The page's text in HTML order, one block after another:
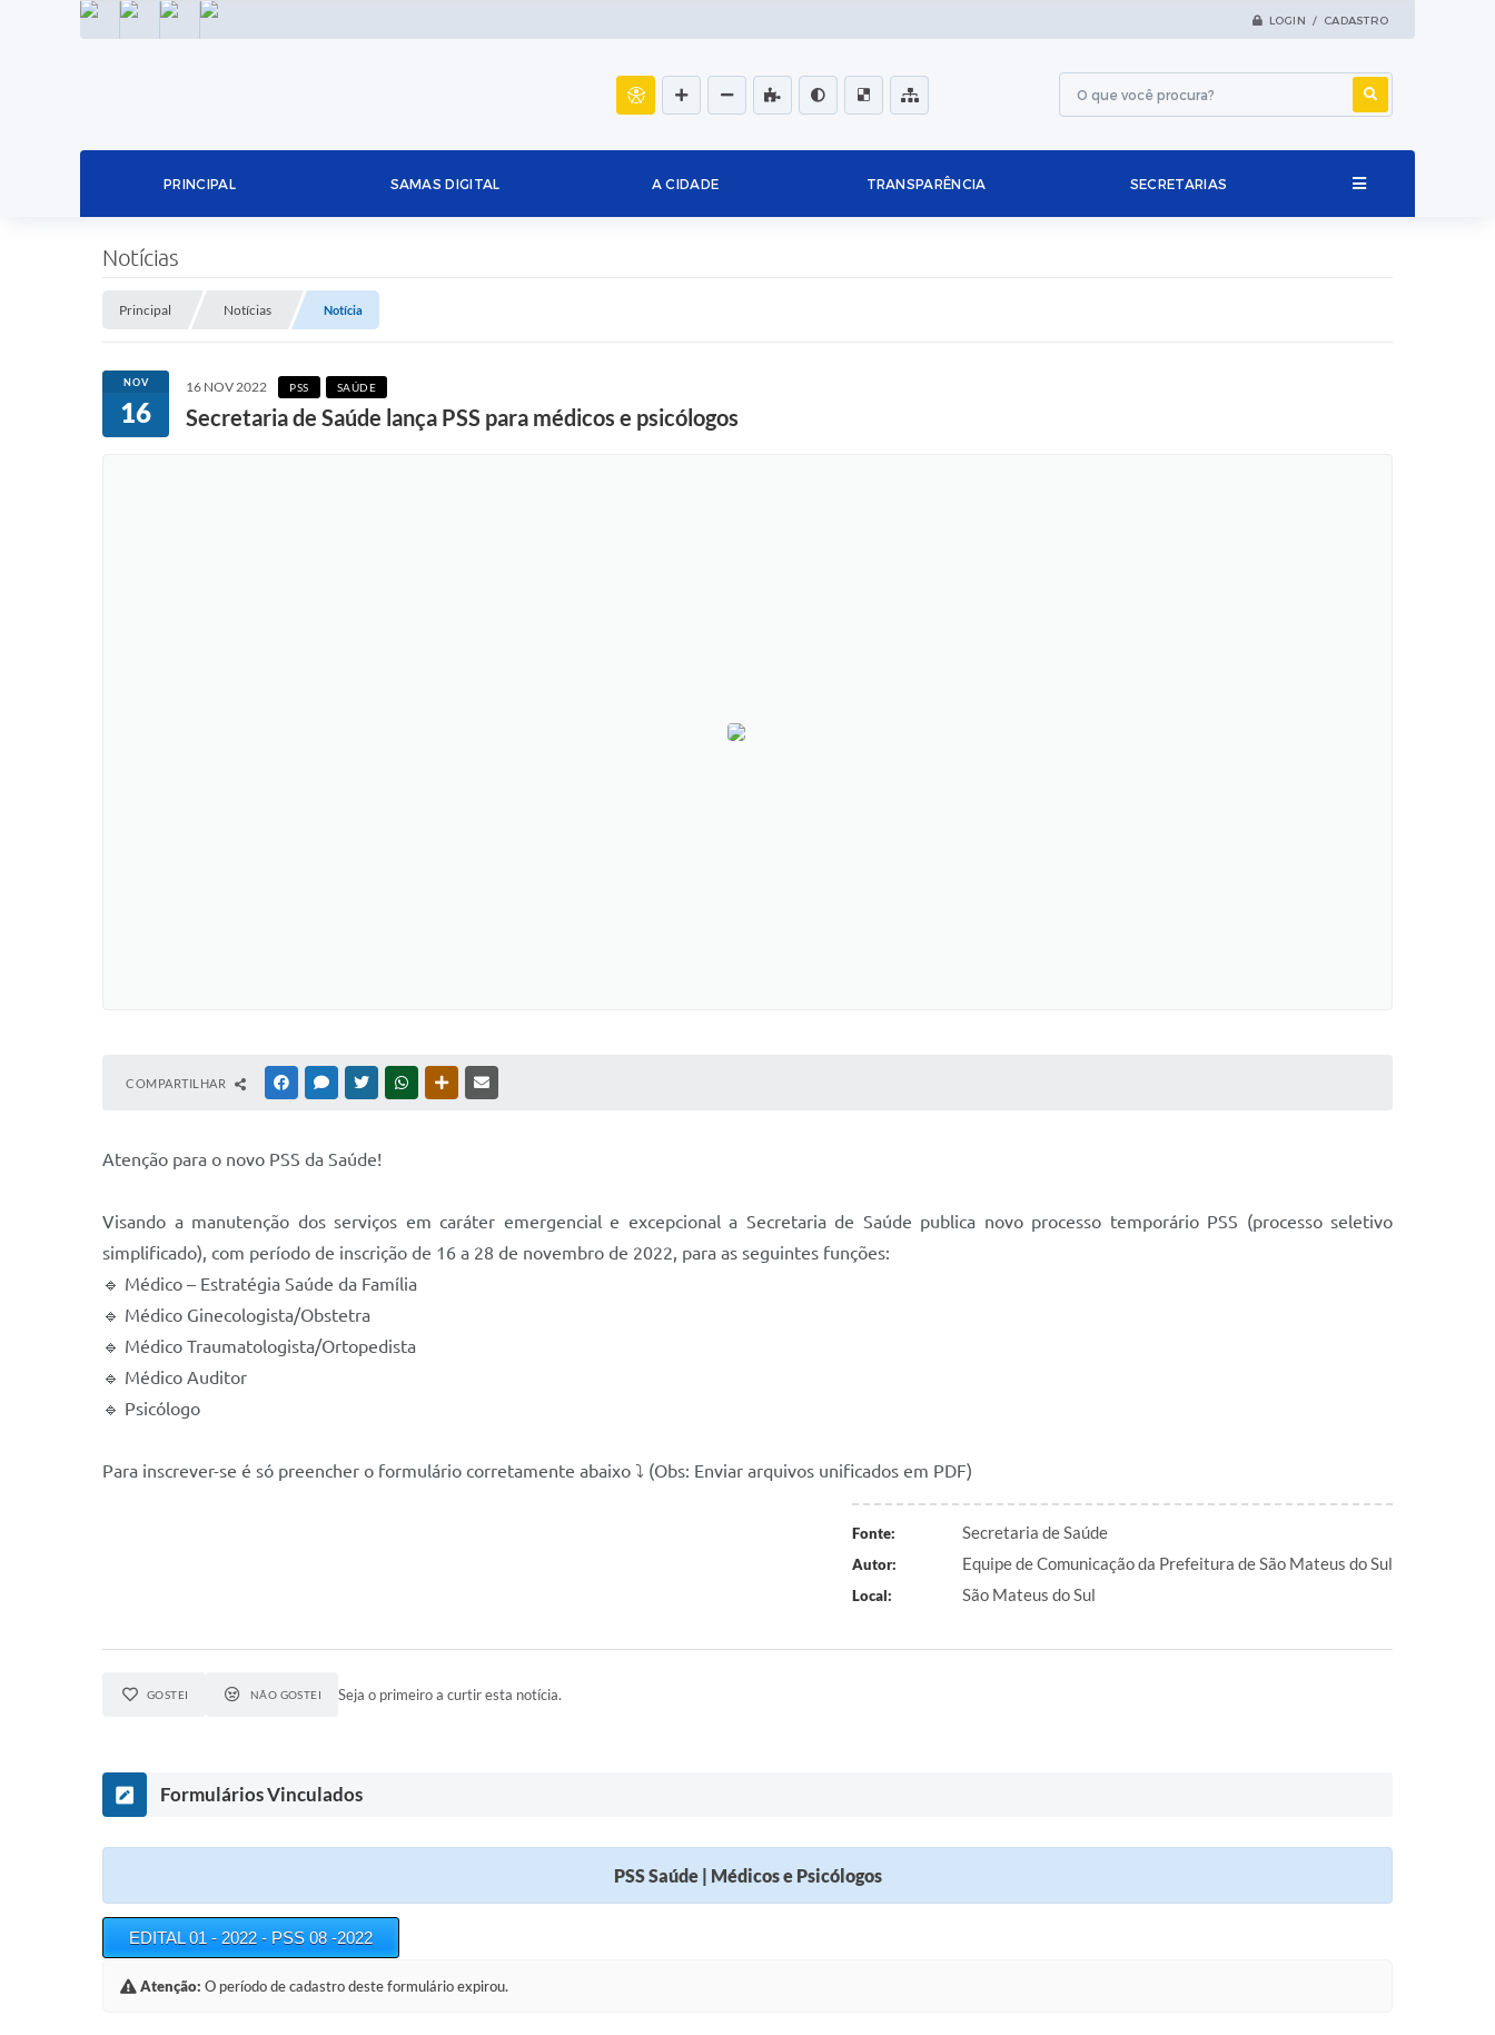
LOGIN / CADASTRO
INSTAGRAMFACEBOOKLINKEDIN
PRINCIPAL SAMAS DIGITAL A CIDADE TRANSPARÊNCIA SECRETARIAS
Notícias
Principal Notícias Notícia
NOV
16
16 NOV 2022 PSS SAÚDE
Secretaria de Saúde lança PSS para médicos e psicólogos
COMPARTILHAR FACEBOOKMESSENGER
TWITTERWHATSAPPOUTRAS MÍDIAS
Atenção para o novo PSS da Saúde!
Visando a manutenção dos serviços em caráter emergencial e excepcional a Secretaria de Saúde publica novo processo temporário PSS (processo seletivo
simplificado), com período de inscrição de 16 a 28 de novembro de 2022, para as seguintes funções:
🔹 Médico – Estratégia Saúde da Família
🔹 Médico Ginecologista/Obstetra
🔹 Médico Traumatologista/Ortopedista
🔹 Médico Auditor
🔹 Psicólogo
Para inscrever-se é só preencher o formulário corretamente abaixo ⤵️ (Obs: Enviar arquivos unificados em PDF)
Fonte: Secretaria de Saúde
Autor: Equipe de Comunicação da Prefeitura de São Mateus do Sul
Local: São Mateus do Sul
GOSTEI NÃO GOSTEI Seja o primeiro a curtir esta notícia.
Formulários Vinculados
PSS Saúde | Médicos e Psicólogos
EDITAL 01 - 2022 - PSS 08 -2022
Atenção: O período de cadastro deste formulário expirou.